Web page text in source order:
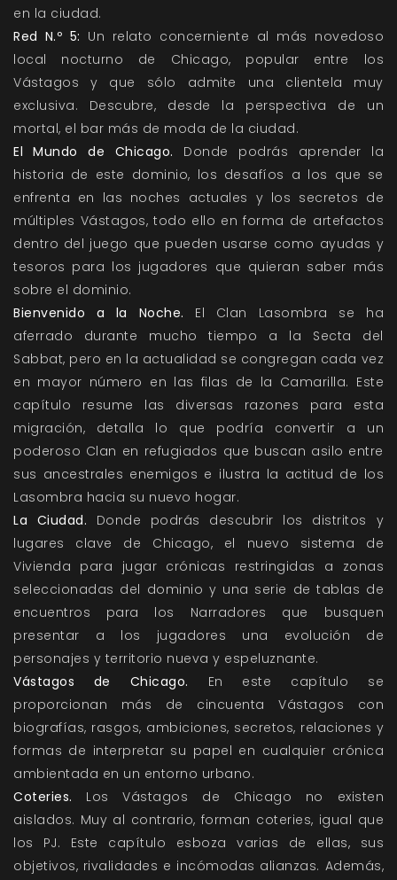
en la ciudad.
Red N.º 5: Un relato concerniente al más novedoso
local nocturno de Chicago, popular entre los
Vástagos y que sólo admite una clientela muy
exclusiva. Descubre, desde la perspectiva de un
mortal, el bar más de moda de la ciudad.
El Mundo de Chicago. Donde podrás aprender la
historia de este dominio, los desafíos a los que se
enfrenta en las noches actuales y los secretos de
múltiples Vástagos, todo ello en forma de artefactos
dentro del juego que pueden usarse como ayudas y
tesoros para los jugadores que quieran saber más
sobre el dominio.
Bienvenido a la Noche. El Clan Lasombra se ha
aferrado durante mucho tiempo a la Secta del
Sabbat, pero en la actualidad se congregan cada vez
en mayor número en las filas de la Camarilla. Este
capítulo resume las diversas razones para esta
migración, detalla lo que podría convertir a un
poderoso Clan en refugiados que buscan asilo entre
sus ancestrales enemigos e ilustra la actitud de los
Lasombra hacia su nuevo hogar.
La Ciudad. Donde podrás descubrir los distritos y
lugares clave de Chicago, el nuevo sistema de
Vivienda para jugar crónicas restringidas a zonas
seleccionadas del dominio y una serie de tablas de
encuentros para los Narradores que busquen
presentar a los jugadores una evolución de
personajes y territorio nueva y espeluznante.
Vástagos de Chicago. En este capítulo se
proporcionan más de cincuenta Vástagos con
biografías, rasgos, ambiciones, secretos, relaciones y
formas de interpretar su papel en cualquier crónica
ambientada en un entorno urbano.
Coteries. Los Vástagos de Chicago no existen
aislados. Muy al contrario, forman coteries, igual que
los PJ. Este capítulo esboza varias de ellas, sus
objetivos, rivalidades e incómodas alianzas. Además,